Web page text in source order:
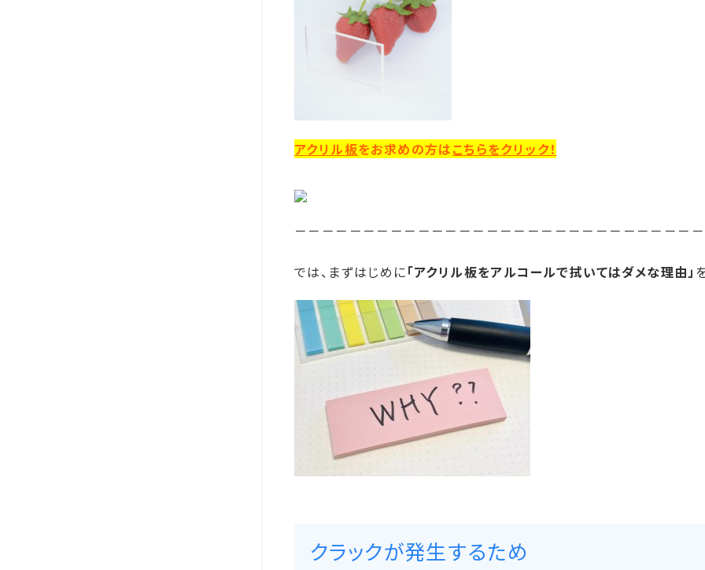
アクリル板をお求めの方はこちらをクリック！
－－－－－－－－－－－－－－－－－－－－－－－－－－－－－
では、まずはじめに「アクリル板をアルコールで拭いてはダメな理由」
クラックが発生するため